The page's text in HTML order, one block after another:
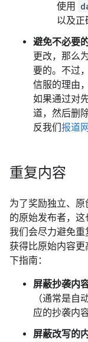
使用
以及正
避免不必要
更改，那么
要的。不过
信服的理由
如果通过对
道，然后删
反我们报道
重复内容
为了奖励独立、
的原始发布者，
我们会尽力避免重
获得比原始内容
下指南：
屏蔽抄袭内
（通常是自
应的抄袭内
屏蔽改写的